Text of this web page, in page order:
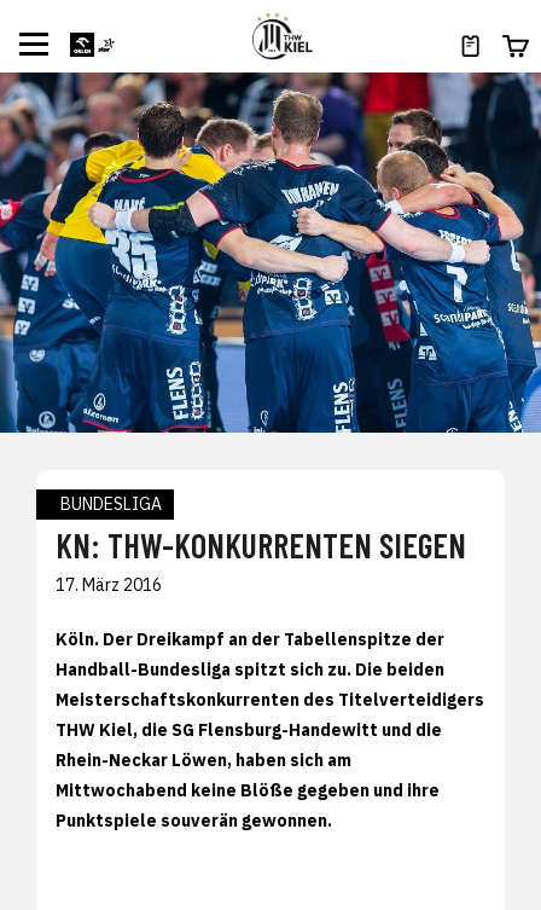
BUNDESLIGA
KN: THW-KONKURRENTEN SIEGEN
17. März 2016
Köln. Der Dreikampf an der Tabellenspitze der
Handball-Bundesliga spitzt sich zu. Die beiden
Meisterschaftskonkurrenten des Titelverteidigers
THW Kiel, die SG Flensburg-Handewitt und die
Rhein-Neckar Löwen, haben sich am
Mittwochabend keine Blöße gegeben und ihre
Punktspiele souverän gewonnen.